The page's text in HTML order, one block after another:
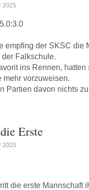
2025
empfing der SKSC die
Falkschule.
ins Rennen, hatten
mehr vorzuweisen.
Partien davon nichts
Erste
2025
die erste Mannschaft